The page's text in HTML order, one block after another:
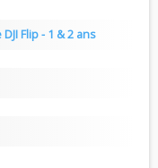
Flip - 1 & 2 ans